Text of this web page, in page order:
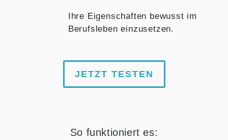
Ihre Eigenschaften bewusst im
Berufsleben einzusetzen.
JETZT TESTEN
So funktioniert es: